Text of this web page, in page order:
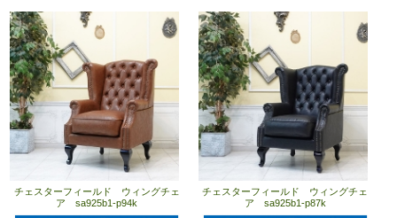
チェスターフィールド ウィングチェ
ア sa925b1-p94k
チェスターフィールド ウィングチェ
ア sa925b1-p87k